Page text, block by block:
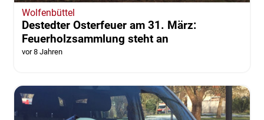
Wolfenbüttel
Destedter Osterfeuer am 31. März:
Feuerholzsammlung steht an
vor 8 Jahren